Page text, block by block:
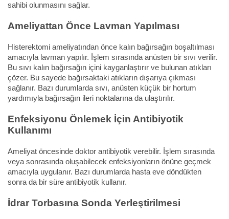
sahibi olunmasını sağlar.
Ameliyattan Önce Lavman Yapılması
Histerektomi ameliyatından önce kalın bağırsağın boşaltılması
amacıyla lavman yapılır. İşlem sırasında anüsten bir sıvı verilir.
Bu sıvı kalın bağırsağın içini kayganlaştırır ve bulunan atıkları
çözer. Bu sayede bağırsaktaki atıkların dışarıya çıkması
sağlanır. Bazı durumlarda sıvı, anüsten küçük bir hortum
yardımıyla bağırsağın ileri noktalarına da ulaştırılır.
Enfeksiyonu Önlemek İçin Antibiyotik
Kullanımı
Ameliyat öncesinde doktor antibiyotik verebilir. İşlem sırasında
veya sonrasında oluşabilecek enfeksiyonların önüne geçmek
amacıyla uygulanır. Bazı durumlarda hasta eve döndükten
sonra da bir süre antibiyotik kullanır.
İdrar Torbasına Sonda Yerleştirilmesi